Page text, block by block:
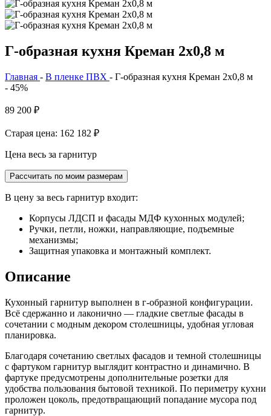
Г-образная кухня Креман 2х0,8 м
Главная - В пленке ПВХ - Г-образная кухня Креман 2х0,8 м
- 45%
89 200 ₽
Старая цена: 162 182 ₽
Цена весь за гарнитур
Рассчитать по моим размерам
В цену за весь гарнитур входит:
Корпусы ЛДСП и фасады МДФ кухонных модулей;
Ручки, петли, ножки, направляющие, подъемные
механизмы;
Защитная упаковка и монтажный комплект.
Описание
Кухонный гарнитур выполнен в г-образной конфигурации.
Всё сдержанно и лаконично — гладкие светлые фасады в
сочетании с модным декором столешницы, удобная угловая
планировка.
Благодаря сочетанию светлых фасадов и темной столешницы
с фартуком гарнитур выглядит контрастно и динамично. В
фартуке предусмотрены дополнительные розетки для
удобства пользования бытовой техникой. По периметру кухни
проложен цоколь, предотвращающий попадание мусора под
гарнитур.